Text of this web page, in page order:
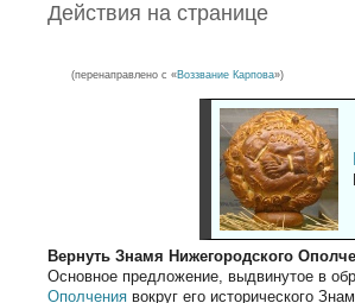
Действия на странице
(перенаправлено с «Воззвание Карпова»)
Вернуть Знамя Нижегородского
Основное предложение, выдвинутое в
Ополчения вокруг его исторического